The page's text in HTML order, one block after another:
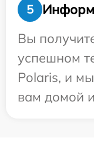
5
Вы
успешном
Polaris, и
вам домой